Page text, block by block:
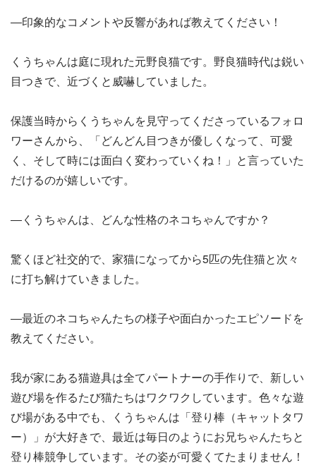
―印象的なコメントや反響があれば教えてください！
くうちゃんは庭に現れた元野良猫です。野良猫時代は鋭い
目つきで、近づくと威嚇していました。
保護当時からくうちゃんを見守ってくださっているフォロ
ワーさんから、「どんどん目つきが優しくなって、可愛
く、そして時には面白く変わっていくね！」と言っていた
だけるのが嬉しいです。
―くうちゃんは、どんな性格のネコちゃんですか？
驚くほど社交的で、家猫になってから5匹の先住猫と次々
に打ち解けていきました。
―最近のネコちゃんたちの様子や面白かったエピソードを
教えてください。
我が家にある猫遊具は全てパートナーの手作りで、新しい
遊び場を作るたび猫たちはワクワクしています。色々な遊
び場がある中でも、くうちゃんは「登り棒（キャットタワ
ー）」が大好きで、最近は毎日のようにお兄ちゃんたちと
登り棒競争しています。その姿が可愛くてたまりません！